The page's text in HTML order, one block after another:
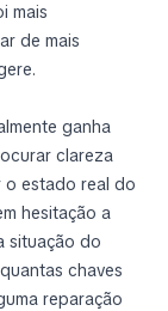
mais
de mais
ganha
clareza
estado real do
hesitação a
situação do
chaves
reparação